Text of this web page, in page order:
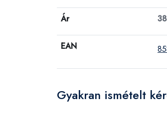
Ár
EAN
Gyakran ismételt